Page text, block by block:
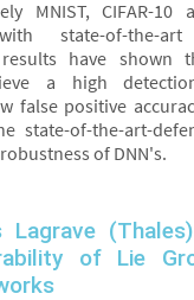
MNIST, CIFAR-10
state-of-the-
results have shown
a high
false positive
state-of-the-art-
of DNN's.
Lagrave
of Lie